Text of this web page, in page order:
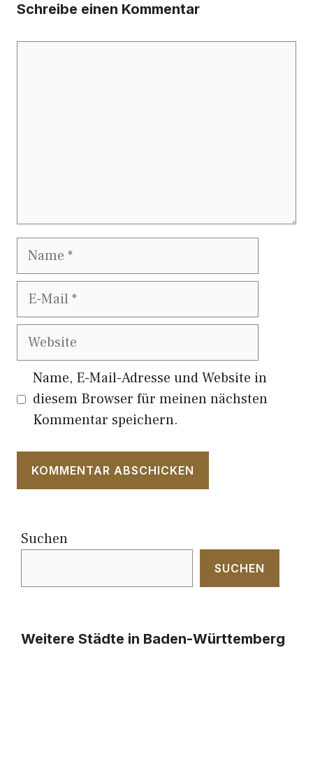
Schreibe einen Kommentar
Name
E-
Website
Name, E-Mail-Adresse und Website in
diesem Browser für meinen nächsten
Kommentar speichern.
Suchen
SUCHEN
Weitere Städte in Baden-Württemberg